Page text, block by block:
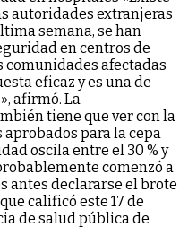
autoridades extranjeras
semana, se han
en centros de
comunidades afectadas
eficaz y es una de
afirmó. La
tiene que ver con la
para la cepa
oscila entre el 30 % y
comenzó a
antes declararse el brote
calificó este 17 de
de salud pública de